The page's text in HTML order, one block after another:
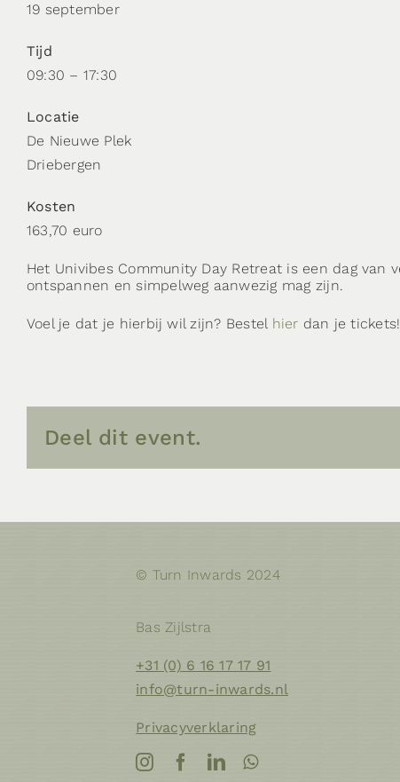
19 september
Tijd
09:30 – 17:30
Locatie
De Nieuwe Plek
Driebergen
Kosten
163,70 euro
Het Univibes Community Day Retreat is een dag
ontspannen en simpelweg aanwezig mag zijn.
Voel je dat je hierbij wil zijn? Bestel hier dan je tickets!
Deel dit event.
© Turn Inwards 2024
Bas Zijlstra
+31 (0) 6 16 17 17 91
info@turn-inwards.nl
Privacyverklaring